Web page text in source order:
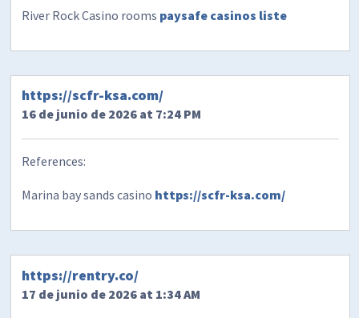
River Rock Casino rooms paysafe casinos liste
https://scfr-ksa.com/
16 de junio de 2026 at 7:24 PM
References:
Marina bay sands casino https://scfr-ksa.com/
https://rentry.co/
17 de junio de 2026 at 1:34 AM